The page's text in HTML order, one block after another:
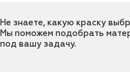
Не знаете, какую краску
Мы поможем подобрать
под вашу задачу.